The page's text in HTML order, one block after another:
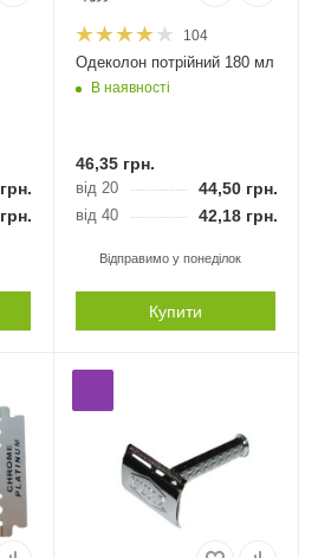
грн.
грн.
104
Одеколон потрійний 180 мл
В наявності
46,35грн.
від 20 44,50грн.
від 40 42,18грн.
Відправимо у понеділок
Купити